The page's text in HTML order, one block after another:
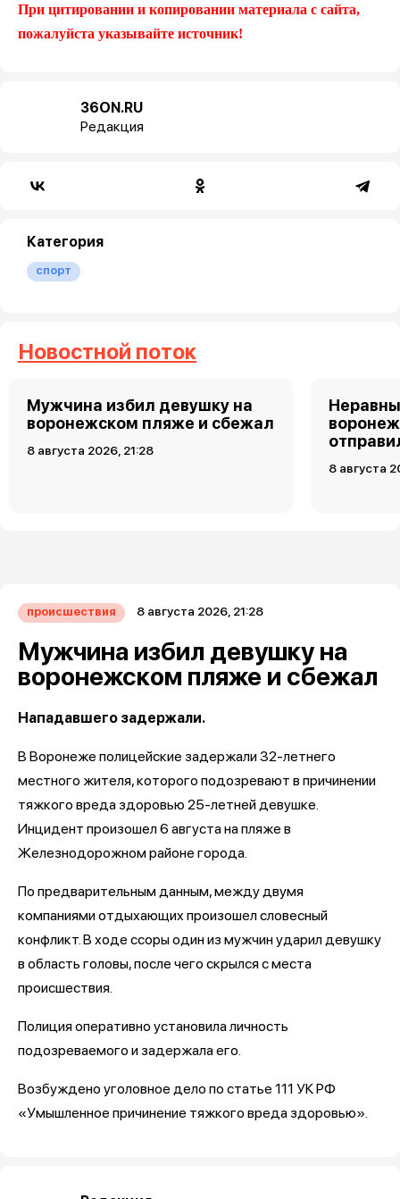
При цитировании и копировании материала с сайта,
пожалуйста указывайте источник!
36ON.RU
Редакция
Категория
спорт
Новостной поток
Мужчина избил девушку на
воронежском пляже и сбежал
8 августа 2026, 21:28
8 августа
происшествия 8 августа 2026, 21:28
Мужчина избил девушку на
воронежском пляже и сбежал
Нападавшего задержали.
В Воронеже полицейские задержали 32-летнего
местного жителя, которого подозревают в причинении
тяжкого вреда здоровью 25-летней девушке.
Инцидент произошел 6 августа на пляже в
Железнодорожном районе города.
По предварительным данным, между двумя
компаниями отдыхающих произошел словесный
конфликт. В ходе ссоры один из мужчин ударил девушку
в область головы, после чего скрылся с места
происшествия.
Полиция оперативно установила личность
подозреваемого и задержала его.
Возбуждено уголовное дело по статье 111 УК РФ
«Умышленное причинение тяжкого вреда здоровью».